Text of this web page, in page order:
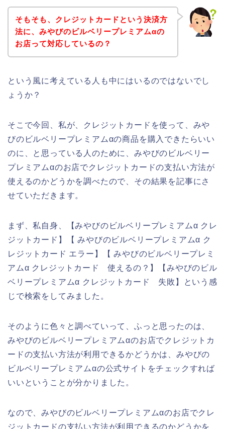
そもそも、クレジットカードという決済方
法に、みやびのビルベリープレミアムαの
お店って対応しているの？
という風に考えている人も中にはいるのではないでし
ょうか？
そこで今回、私が、クレジットカードを使って、みや
びのビルベリープレミアムαの商品を購入できたらいい
のに、と思っている人のために、みやびのビルベリー
プレミアムαのお店でクレジットカードの支払い方法が
使えるのかどうかを調べたので、その結果を記事にさ
せていただきます。
まず、私自身、【みやびのビルベリープレミアムα クレ
ジットカード】【 みやびのビルベリープレミアムα ク
レジットカード エラー】【 みやびのビルベリープレミ
アムα クレジットカード 使えるの？】【みやびのビル
ベリープレミアムα クレジットカード 失敗】という感
じで検索をしてみました。
そのように色々と調べていって、ふっと思ったのは、
みやびのビルベリープレミアムαのお店でクレジットカ
ードの支払い方法が利用できるかどうかは、みやびの
ビルベリープレミアムαの公式サイトをチェックすれば
いいということが分かりました。
なので、みやびのビルベリープレミアムαのお店でクレ
ジットカードの支払い方法が利用できるのかどうかを